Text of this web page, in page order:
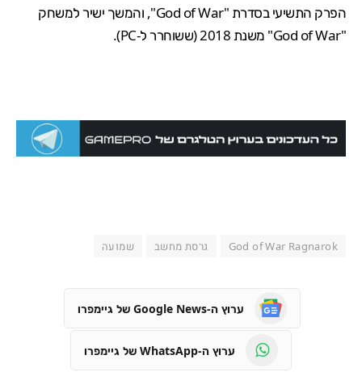
הפרק התשיעי בסדרת "God of War", והמשך ישיר למשחק
"
God of War" משנת 2018 ( ששוחרר ל-PC ).
God of War Ragnarok גרסת מחשב שמועה
ערוץ ה-Google News של גיימפרו
ערוץ ה-WhatsApp של גיימפרו